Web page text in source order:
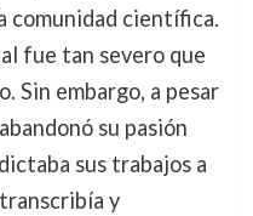
comunidad científica.
fue tan severo que
Sin embargo, a pesar
su pasión
sus trabajos a
y